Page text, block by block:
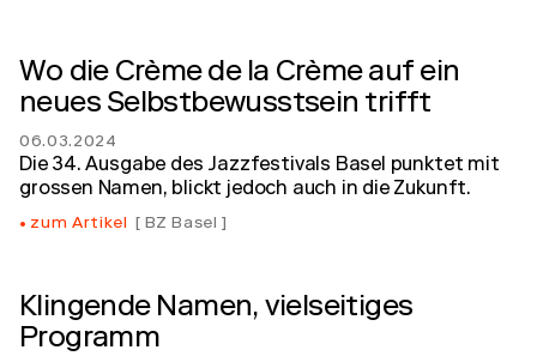
Wo die Crème de la Crème auf ein
neues Selbstbewusstsein trifft
06.03.2024
Die 34. Ausgabe des Jazzfestivals Basel punktet mit
grossen Namen, blickt jedoch auch in die Zukunft.
zum Artikel BZ Basel
Klingende Namen, vielseitiges
Programm